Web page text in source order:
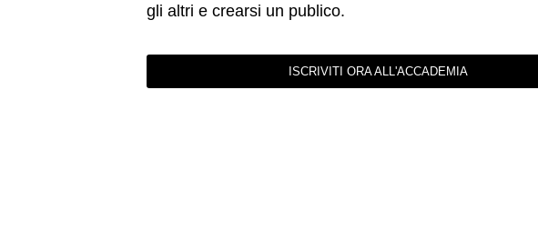
gli altri e crearsi un publico.
ISCRIVITI ORA ALL'ACCADEMIA